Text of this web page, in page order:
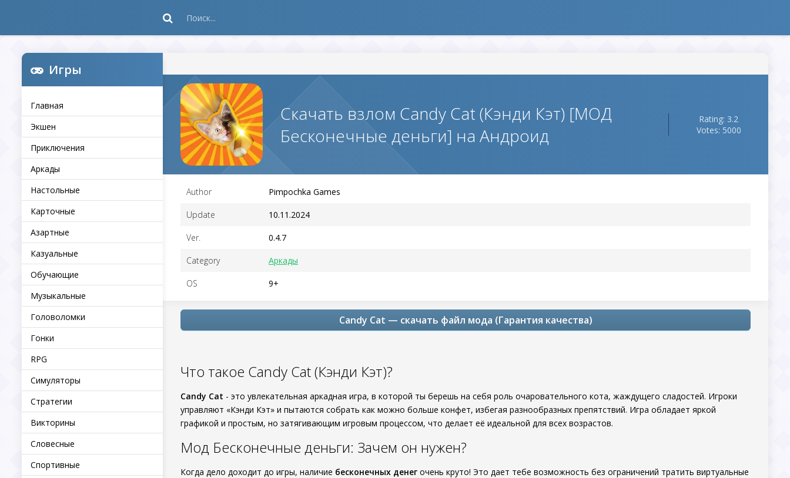
Игры
Главная
Экшен
Приключения
Аркады
Настольные
Карточные
Азартные
Казуальные
Обучающие
Музыкальные
Головоломки
Гонки
RPG
Симуляторы
Стратегии
Викторины
Словесные
Спортивные
Скачать взлом Candy Cat (Кэнди Кэт) [МОД
Бесконечные деньги] на Андроид
Rating: 3.2
Votes: 5000
Author Pimpochka Games
Update 10.11.2024
Ver. 0.4.7
Category Аркады
OS 9+
Candy Cat — скачать файл мода (Гарантия качества)
Что такое Candy Cat (Кэнди Кэт)?
Candy Cat - это увлекательная аркадная игра, в которой ты берешь на себя роль очаровательного кота, жаждущего сладостей. Игроки
управляют «Кэнди Кэт» и пытаются собрать как можно больше конфет, избегая разнообразных препятствий. Игра обладает яркой
графикой и простым, но затягивающим игровым процессом, что делает её идеальной для всех возрастов.
Мод Бесконечные деньги: Зачем он нужен?
Когда дело доходит до игры, наличие бесконечных денег очень круто! Это дает тебе возможность без ограничений тратить виртуальные